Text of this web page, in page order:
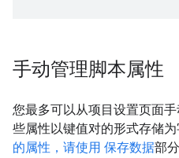
手动管理脚本属性
您最多可以从项目设置页面
些属性以键值对的形式存储为
的属性，请使用 保存数据部